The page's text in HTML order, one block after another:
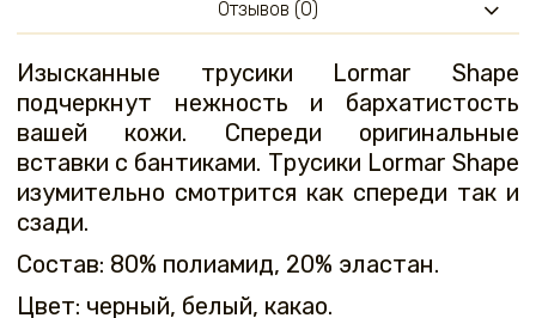
Изысканные трусики Lormar Shape
подчеркнут нежность и бархатистость
вашей кожи. Спереди оригинальные
вставки с бантиками. Трусики Lormar Shape
изумительно смотрится как спереди так и
сзади.
Состав: 80% полиамид, 20% эластан.
Цвет: черный, белый, какао.
Отзывов (0)